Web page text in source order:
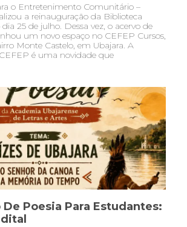
o Entretenimento Comunitário –
a reinauguração da Biblioteca
25 de julho. Dessa vez, o acervo de
um novo espaço no CEFEP Cursos,
Monte Castelo, em Ubajara. A
é uma novidade que
De Poesia Para Estudantes: